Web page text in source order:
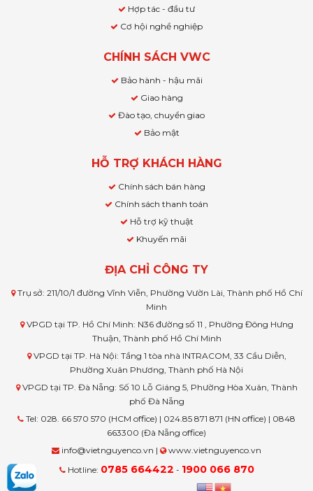
Hợp tác - đầu tư
Cơ hội nghề nghiệp
CHÍNH SÁCH VWC
Bảo hành - hậu mãi
Giao hàng
Đào tạo, chuyển giao
Bảo mật
HỖ TRỢ KHÁCH HÀNG
Chính sách bán hàng
Chính sách thanh toán
Hỗ trợ kỹ thuật
Khuyến mãi
ĐỊA CHỈ CÔNG TY
Trụ sở: 211/10/1 đường Vĩnh Viễn, Phường Vườn Lài, Thành phố Hồ Chí
Minh
VPGD tại TP. Hồ Chí Minh: N36 đường số 11 , Phường Đông Hưng
Thuận, Thành phố Hồ Chí Minh
VPGD tại TP. Hà Nội: Tầng 1 tòa nhà INTRACOM, 33 Cầu Diễn,
Phường Xuân Phương, Thành phố Hà Nội
VPGD tại TP. Đà Nẵng: Số 10 Lỗ Giáng 5, Phường Hòa Xuân, Thành
phố Đà Nẵng
Tel: 028. 66 570 570 (HCM office) | 024.85 871 871 (HN office) | 0848
663300 (Đà Nẵng office)
info@vietnguyenco.vn |
www.vietnguyenco.vn
Hotline: 0785 664422 - 1900 066 870